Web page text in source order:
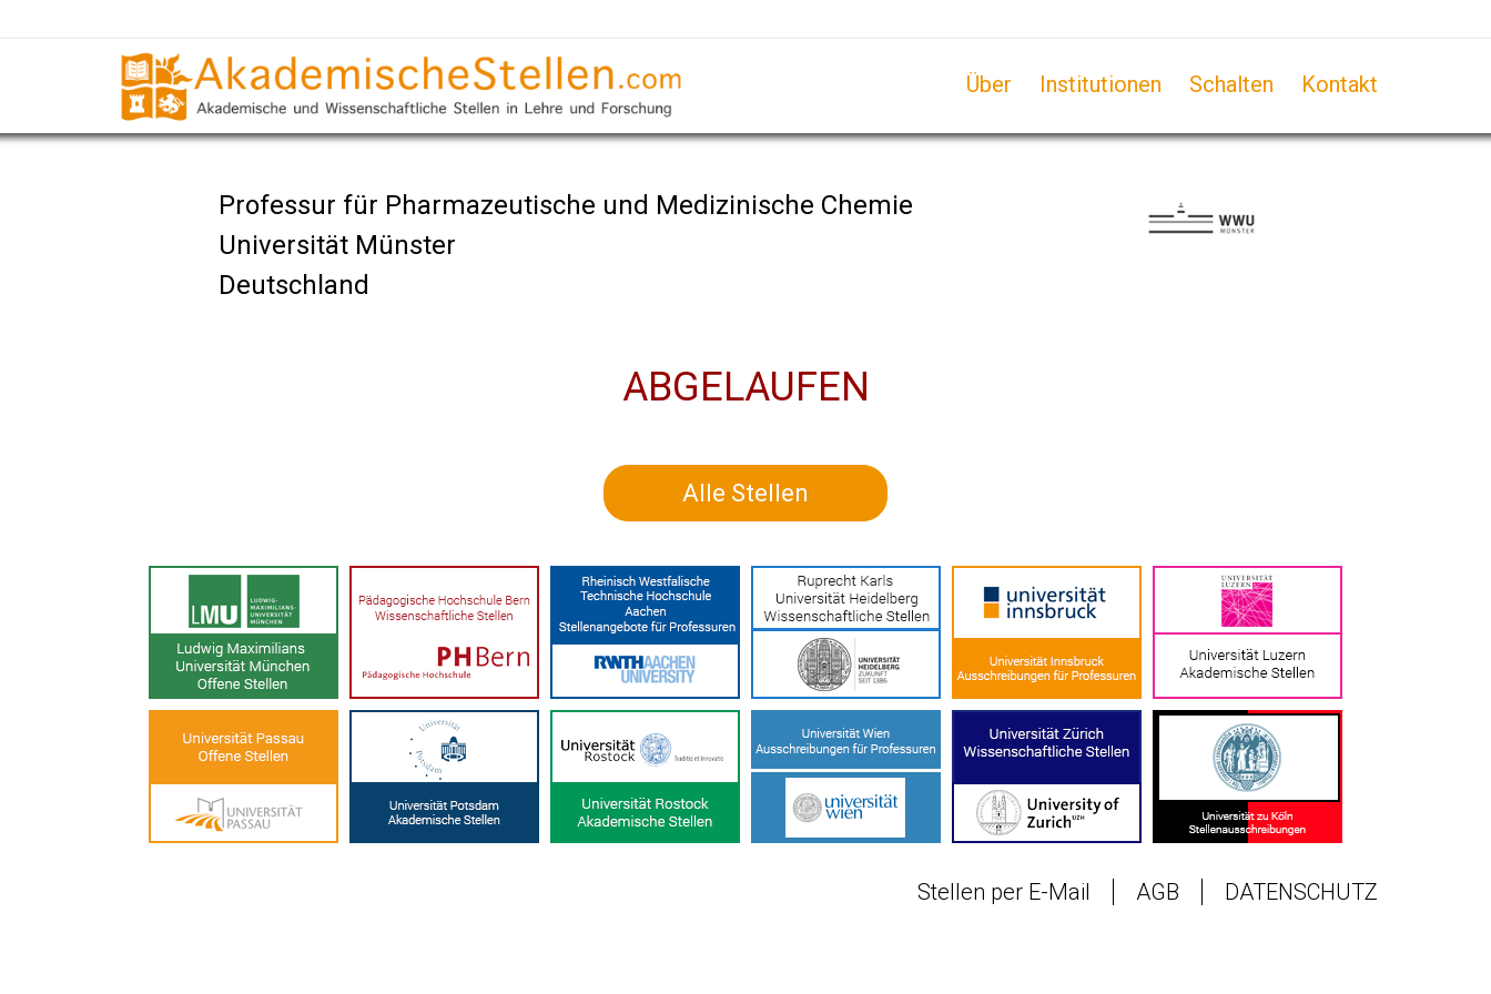
Über Institutionen Schalten Kontakt
Professur für Pharmazeutische und Medizinische Chemie
Universität Münster
Deutschland
ABGELAUFEN
Alle Stellen
Stellen per E-Mail AGB DATENSCHUTZ